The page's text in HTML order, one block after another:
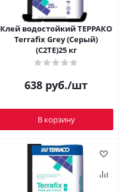
Клей водостойкий ТЕРРАКО
Terrafix Grey (Серый)
(C2TE)25 кг
638 руб./шт
В корзину